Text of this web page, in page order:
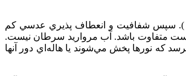
). سپس‌ شفافيت‌ و انعطاف‌ پذيري‌ عدسي‌ كم‌
متفاوت‌ باشد. آب‌ مرواريد سرطان‌ نيست‌.
كه‌ نورها پخش‌ مي‌شوند يا هاله‌اي‌ دور آنها